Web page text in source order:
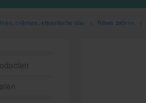
crèmes, etherische olie Röwo zalven